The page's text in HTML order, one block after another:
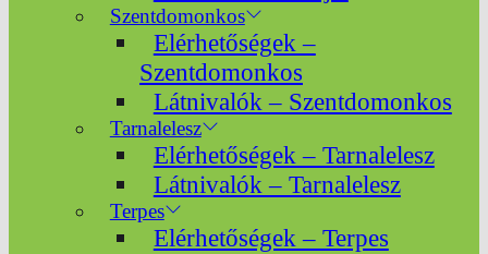
Szentdomonkos
Elérhetőségek –
Szentdomonkos
Látnivalók – Szentdomonkos
Tarnalelesz
Elérhetőségek – Tarnalelesz
Látnivalók – Tarnalelesz
Terpes
Elérhetőségek – Terpes